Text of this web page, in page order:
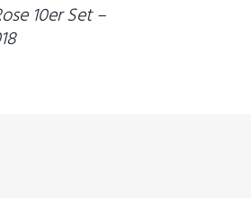
10er Set –